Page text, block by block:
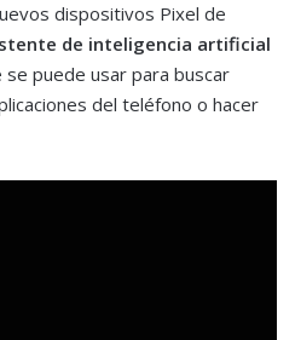
dispositivos Pixel de
de inteligencia artificial
se puede usar para buscar
del teléfono o hacer